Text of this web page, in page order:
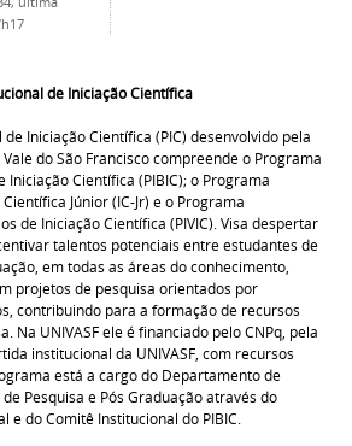
de Iniciação Científica
Iniciação Científica (PIC) desenvolvido pela
do São Francisco compreende o Programa
Iniciação Científica (PIBIC); o Programa
Júnior (IC-Jr) e o Programa
de Iniciação Científica (PIVIC). Visa despertar
talentos potenciais entre estudantes de
em todas as áreas do conhecimento,
projetos de pesquisa orientados por
contribuindo para a formação de recursos
Na UNIVASF ele é financiado pelo CNPq, pela
institucional da UNIVASF, com recursos
está a cargo do Departamento de
Pesquisa e Pós Graduação através do
e do Comitê Institucional do PIBIC.